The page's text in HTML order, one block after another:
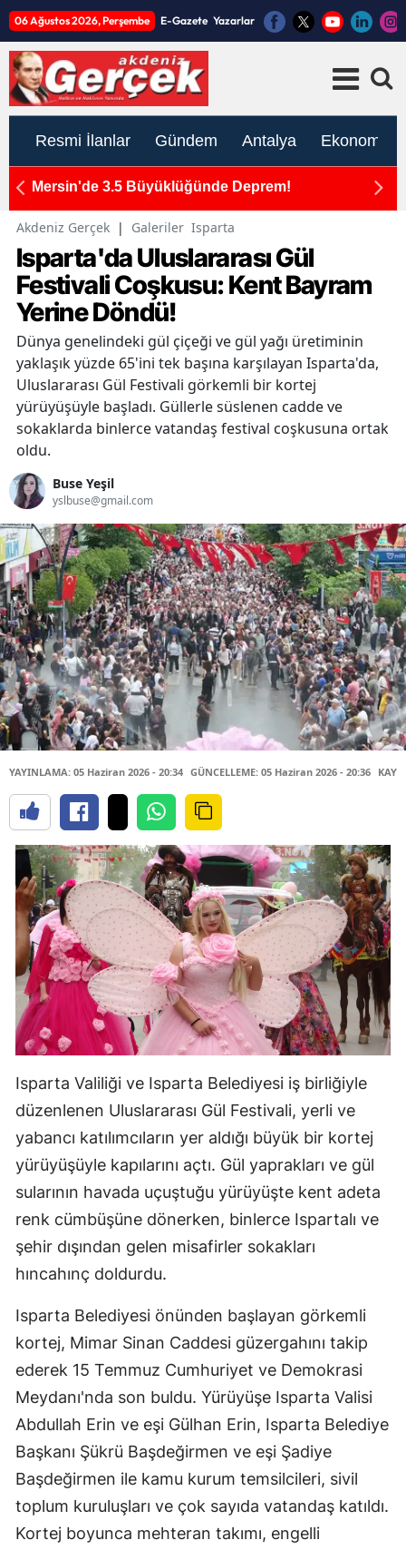
06 Ağustos 2026, Perşembe E-Gazete Yazarlar
Resmi İlanlar Gündem Antalya Ekonomi
Mersin'de 3.5 Büyüklüğünde Deprem!
Akdeniz Gerçek | Galeriler Isparta
Isparta'da Uluslararası Gül
Festivali Coşkusu: Kent Bayram
Yerine Döndü!
Dünya genelindeki gül çiçeği ve gül yağı üretiminin
yaklaşık yüzde 65'ini tek başına karşılayan Isparta'da,
Uluslararası Gül Festivali görkemli bir kortej
yürüyüşüyle başladı. Güllerle süslenen cadde ve
sokaklarda binlerce vatandaş festival coşkusuna ortak
oldu.
Buse Yeşil
yslbuse@gmail.com
YAYINLAMA: 05 Haziran 2026 - 20:34 GÜNCELLEME: 05 Haziran 2026 - 20:36
Isparta Valiliği ve Isparta Belediyesi iş birliğiyle
düzenlenen Uluslararası Gül Festivali, yerli ve
yabancı katılımcıların yer aldığı büyük bir kortej
yürüyüşüyle kapılarını açtı. Gül yaprakları ve gül
sularının havada uçuştuğu yürüyüşte kent adeta
renk cümbüşüne dönerken, binlerce Ispartalı ve
şehir dışından gelen misafirler sokakları
hıncahınç doldurdu.
Isparta Belediyesi önünden başlayan görkemli
kortej, Mimar Sinan Caddesi güzergahını takip
ederek 15 Temmuz Cumhuriyet ve Demokrasi
Meydanı'nda son buldu. Yürüyüşe Isparta Valisi
Abdullah Erin ve eşi Gülhan Erin, Isparta Belediye
Başkanı Şükrü Başdeğirmen ve eşi Şadiye
Başdeğirmen ile kamu kurum temsilcileri, sivil
toplum kuruluşları ve çok sayıda vatandaş katıldı.
Kortej boyunca mehteran takımı, engelli